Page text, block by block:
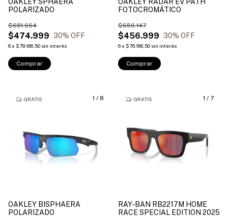
POLARIZADO
$474.999
$681.664
30% OFF
6x $79.166,50 sin interés
Comprar
FOTOCROMÁTICO
$456.999
$656.147
30% OFF
6x $76.166,50 sin interés
Comprar
1 / 8
GRATIS
OAKLEY BISPHAERA
POLARIZADO
1 / 7
GRATIS
RAY-BAN RB2217M HOME
RACE SPECIAL EDITION 2025